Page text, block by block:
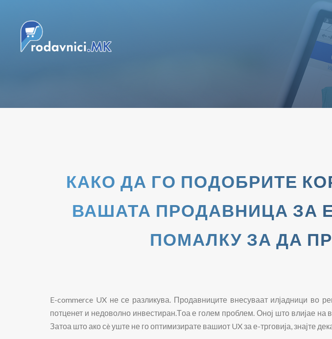
КАКО ДА ГО ПОДОБРИТЕ
ВАШАТА ПРОДАВНИЦА ЗА
ПОМАЛКУ ЗА ДА
E-commerce UX не се разликува. Продавниците внесуваат илјадници во
потценет и недоволно инвестиран.Тоа е голем проблем. Оној што влијае на
Затоа што ако сè уште не го оптимизирате вашиот UX за е-трговија, знајте